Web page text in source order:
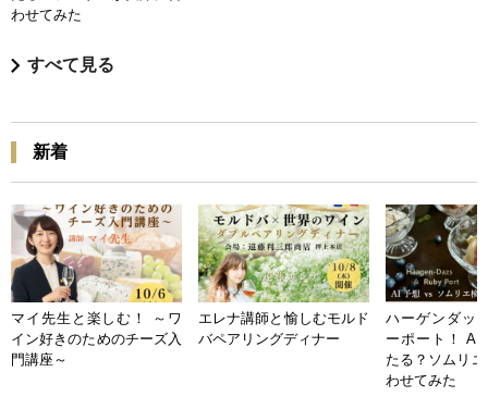
わせてみた
すべて見る
新着
マイ先生と楽しむ！ ～ワ
イン好きのためのチーズ入
門講座～
エレナ講師と愉しむモルド
バペアリングディナー
ハーゲンダッ
ーポート！ AI
たる？ソムリ
わせてみた